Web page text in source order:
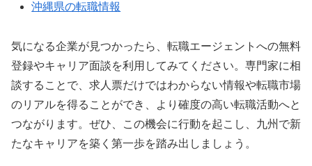
沖縄県の転職情報
気になる企業が見つかったら、転職エージェントへの無料
登録やキャリア面談を利用してみてください。専門家に相
談することで、求人票だけではわからない情報や転職市場
のリアルを得ることができ、より確度の高い転職活動へと
つながります。ぜひ、この機会に行動を起こし、九州で新
たなキャリアを築く第一歩を踏み出しましょう。